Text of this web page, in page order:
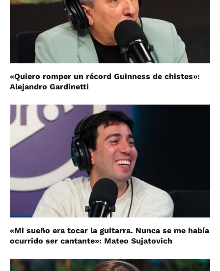
«Quiero romper un récord Guinness de chistes»:
Alejandro Gardinetti
«Mi sueño era tocar la guitarra. Nunca se me había
ocurrido ser cantante»: Mateo Sujatovich